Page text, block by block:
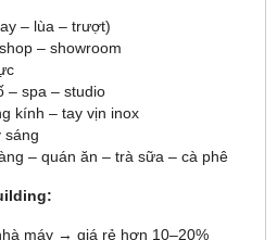
– lùa – trượt)
– showroom
– spa – studio
kính – tay vịn inox
sáng
– quán ăn – trà sữa – cà phê
máy → giá rẻ hơn 10–20%